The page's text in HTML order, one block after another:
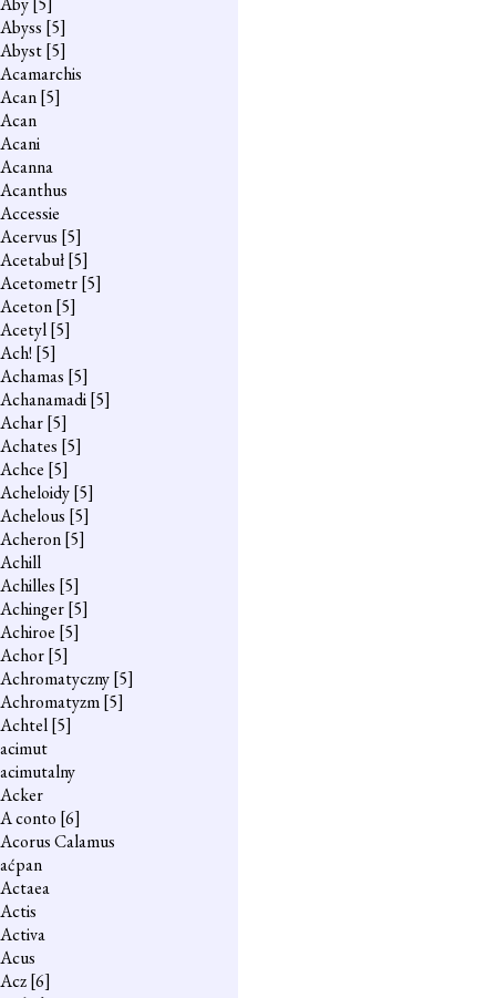
Abyss [5]
Abyst[5]
Acamarchis
Acan[5]
Acan
Acani
Acanna
Acanthus
Accessie
Acervus [5]
Acetabuł[5]
Acetometr[5]
Aceton[5]
Acetyl[5]
Ach! [5]
Achamas [5]
Achanamadi[5]
Achar[5]
Achates [5]
Achce [5]
Acheloidy[5]
Achelous [5]
Acheron[5]
Achill
Achilles [5]
Achinger[5]
Achiroe [5]
Achor[5]
Achromatyczny[5]
Achromatyzm[5]
Achtel[5]
acimut
acimutalny
Acker
A conto [6]
Acorus Calamus
aćpan
Actaea
Actis
Activa
Acus
Acz[6]